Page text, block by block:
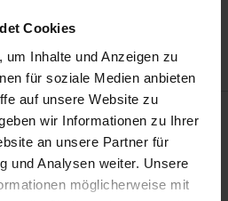
Cookies
Inhalte und Anzeigen zu
für soziale Medien anbieten
auf unsere Website zu
wir Informationen zu Ihrer
an unsere Partner für
und Analysen weiter. Unsere
möglicherweise mit
der Literatur und auch
324 StGB die sogenannte